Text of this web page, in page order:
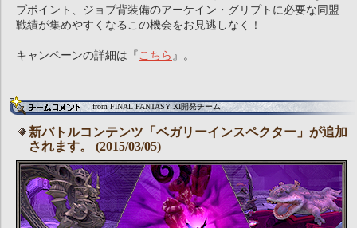
ブポイント、ジョブ背装備のアーケイン・グリプトに必要な同盟
戦績が集めやすくなるこの機会をお見逃しなく！
キャンペーンの詳細は『 こちら 』。
from FINAL FANTASY XI開発チーム
新バトルコンテンツ「ベガリーインスペクター」が追加
されます。 (2015/03/05)